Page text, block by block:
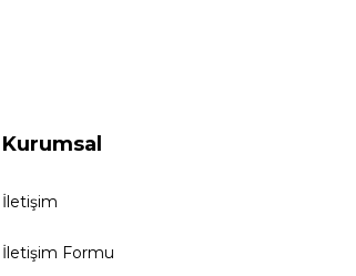
Kurumsal
İletişim
İletişim Formu